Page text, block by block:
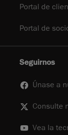
Portal de
Portal de
Seguirnos
Únase a
Consulte
Vea la